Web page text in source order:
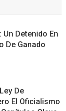
Un Detenido En
De Ganado
De
El Oficialismo